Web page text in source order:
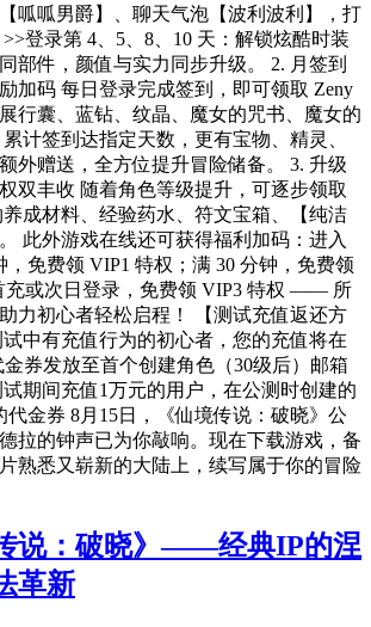
呱呱男爵】、聊天气泡【波利波利】，打
登录第 4、5、8、10 天：解锁炫酷时装
部件，颜值与实力同步升级。 2. 月签到
加码 每日登录完成签到，即可领取 Zeny
行囊、蓝钻、纹晶、魔女的咒书、魔女的
计签到达指定天数，更有宝物、精灵、
外赠送，全方位提升冒险储备。 3. 升级
双丰收 随着角色等级提升，可逐步领取
成材料、经验药水、符文宝箱、【纯洁
此外游戏在线还可获得福利加码：进入
，免费领 VIP1 特权；满 30 分钟，免费领
充或次日登录，免费领 VIP3 特权 —— 所
力初心者轻松启程！ 【测试充值返还方
中有充值行为的初心者，您的充值将在
券发放至首个创建角色（30级后）邮箱
期间充值1万元的用户，在公测时创建的
代金券 8月15日，《仙境传说：破晓》公
拉的钟声已为你敲响。现在下载游戏，备
熟悉又崭新的大陆上，续写属于你的冒险
说：破晓》——经典IP的涅
革新